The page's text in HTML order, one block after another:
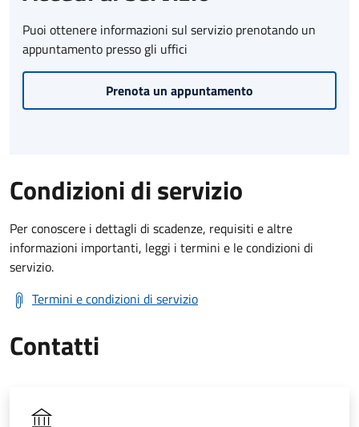
Puoi ottenere informazioni sul servizio prenotando un
appuntamento presso gli uffici
Prenota un appuntamento
Condizioni di servizio
Per conoscere i dettagli di scadenze, requisiti e altre
informazioni importanti, leggi i termini e le condizioni di
servizio.
Termini e condizioni di servizio
Contatti